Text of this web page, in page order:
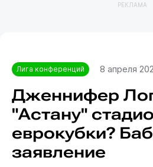
РЕКЛАМА
Лига конференций 8 апреля
Дженнифер
"Астану"
еврокубки?
заявление